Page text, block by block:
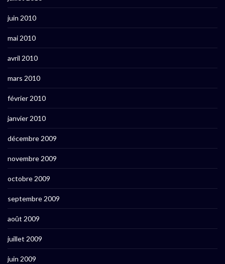
juin 2010
mai 2010
avril 2010
mars 2010
février 2010
janvier 2010
décembre 2009
novembre 2009
octobre 2009
septembre 2009
août 2009
juillet 2009
juin 2009